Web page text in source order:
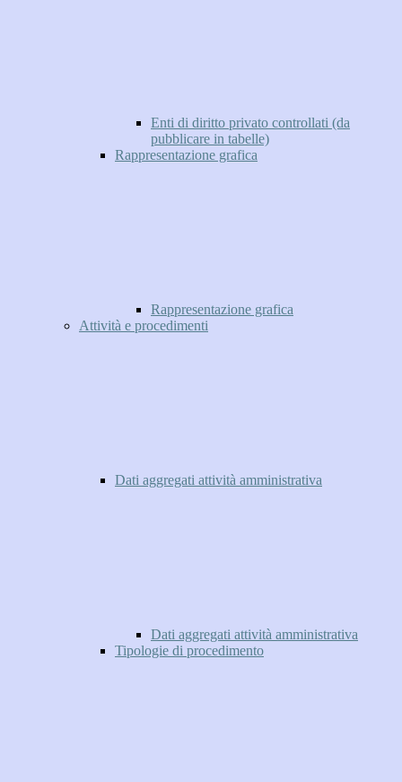
Enti di diritto privato controllati (da
pubblicare in tabelle)
Rappresentazione grafica
Rappresentazione grafica
Attività e procedimenti
Dati aggregati attività amministrativa
Dati aggregati attività amministrativa
Tipologie di procedimento